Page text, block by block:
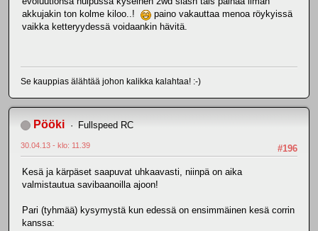
akkujakin ton kolme kiloo..!
paino vakauttaa menoa röykyissä
vaikka ketteryydessä voidaankin hävitä.
Se kauppias älähtää johon kalikka kalahtaa! :-)
Pööki Fullspeed RC
#196
30.04.13 - klo: 11.39
Kesä ja kärpäset saapuvat uhkaavasti, niinpä on aika
valmistautua savibaanoilla ajoon!
Pari (tyhmää) kysymystä kun edessä on ensimmäinen kesä corrin
kanssa: